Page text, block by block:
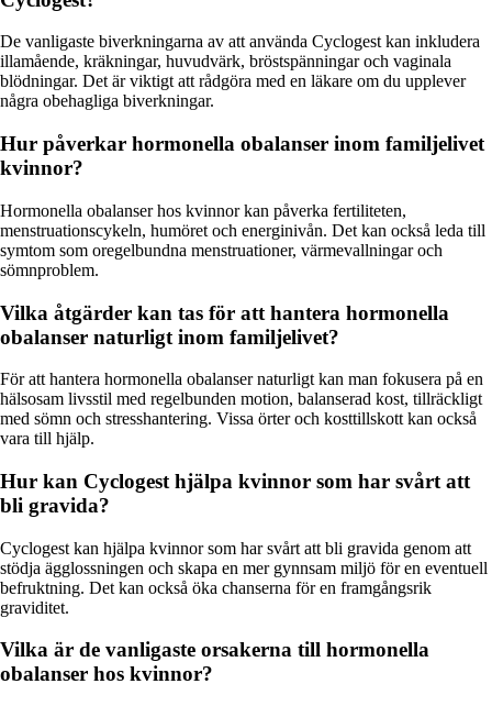
De vanligaste biverkningarna av att använda Cyclogest kan inkludera
illamående, kräkningar, huvudvärk, bröstspänningar och vaginala
blödningar. Det är viktigt att rådgöra med en läkare om du upplever
några obehagliga biverkningar.
Hur påverkar hormonella obalanser inom familjelivet
kvinnor?
Hormonella obalanser hos kvinnor kan påverka fertiliteten,
menstruationscykeln, humöret och energinivån. Det kan också leda till
symtom som oregelbundna menstruationer, värmevallningar och
sömnproblem.
Vilka åtgärder kan tas för att hantera hormonella
obalanser naturligt inom familjelivet?
För att hantera hormonella obalanser naturligt kan man fokusera på en
hälsosam livsstil med regelbunden motion, balanserad kost, tillräckligt
med sömn och stresshantering. Vissa örter och kosttillskott kan också
vara till hjälp.
Hur kan Cyclogest hjälpa kvinnor som har svårt att
bli gravida?
Cyclogest kan hjälpa kvinnor som har svårt att bli gravida genom att
stödja ägglossningen och skapa en mer gynnsam miljö för en eventuell
befruktning. Det kan också öka chanserna för en framgångsrik
graviditet.
Vilka är de vanligaste orsakerna till hormonella
obalanser hos kvinnor?